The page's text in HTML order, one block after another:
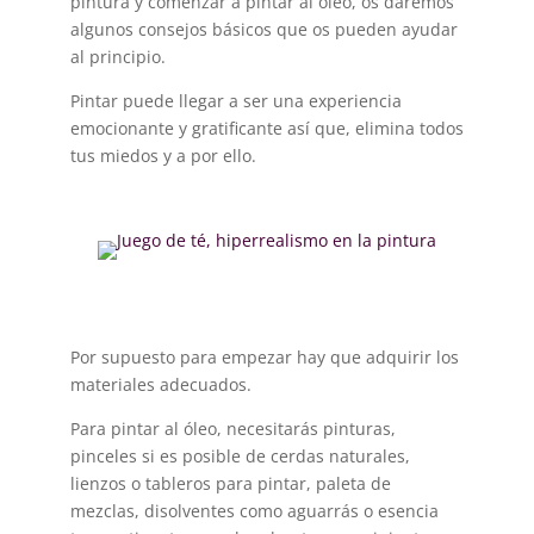
algunos consejos básicos que os pueden ayudar
al principio.
Pintar puede llegar a ser una experiencia
emocionante y gratificante así que, elimina todos
tus miedos y a por ello.
Por supuesto para empezar hay que adquirir los
materiales adecuados.
Para pintar al óleo, necesitarás pinturas,
pinceles si es posible de cerdas naturales,
lienzos o tableros para pintar, paleta de
mezclas, disolventes como aguarrás o esencia